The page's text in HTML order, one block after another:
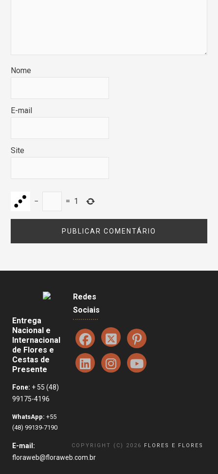
Nome
E-mail
Site
− = 1
Entrega
Nacional e
Internacional
de Flores e
Cestas de
Presente
Fone: + 55 (48)
99175-4196
WhatsApp: +55
(48) 99139-7190
E-mail:
floraweb@floraweb.com.br
Redes
Sociais
COPYRIGHT (C) 2026 FLORES E FLORES